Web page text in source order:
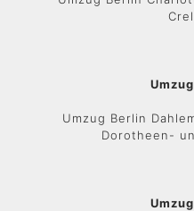
Umzug Berlin
Dorotheen-